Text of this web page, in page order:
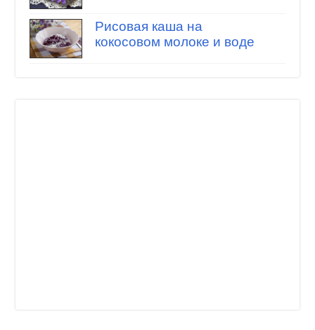
Рисовая каша на
кокосовом молоке и воде